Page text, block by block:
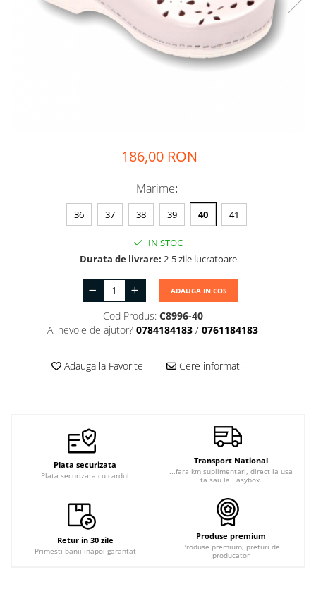
186,00 RON
Marime:
36 37 38 39 40 41
IN STOC
Durata de livrare: 2-5 zile lucratoare
ADAUGA IN COS
Cod Produs: C8996-40
Ai nevoie de ajutor? 0784184183 / 0761184183
Adauga la Favorite Cere informatii
Plata securizata
Plata securizata cu cardul
Transport National
...fara km suplimentari, direct la usa
ta sau la Easybox.
Retur in 30 zile
Primesti banii inapoi garantat
Produse premium
Produse premium, preturi de
producator